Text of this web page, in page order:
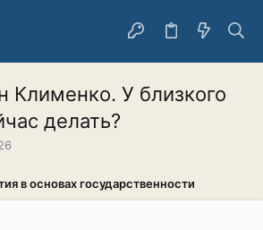
Клименко. У близкого
делать?
в основах государственности